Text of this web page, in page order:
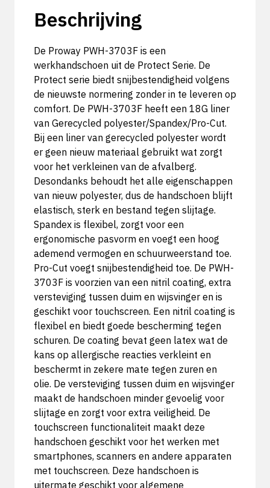
Beschrijving
De Proway PWH-3703F is een
werkhandschoen uit de Protect Serie. De
Protect serie biedt snijbestendigheid volgens
de nieuwste normering zonder in te leveren op
comfort. De PWH-3703F heeft een 18G liner
van Gerecycled polyester/Spandex/Pro-Cut.
Bij een liner van gerecycled polyester wordt
er geen nieuw materiaal gebruikt wat zorgt
voor het verkleinen van de afvalberg.
Desondanks behoudt het alle eigenschappen
van nieuw polyester, dus de handschoen blijft
elastisch, sterk en bestand tegen slijtage.
Spandex is flexibel, zorgt voor een
ergonomische pasvorm en voegt een hoog
ademend vermogen en schuurweerstand toe.
Pro-Cut voegt snijbestendigheid toe. De PWH-
3703F is voorzien van een nitril coating, extra
versteviging tussen duim en wijsvinger en is
geschikt voor touchscreen. Een nitril coating is
flexibel en biedt goede bescherming tegen
schuren. De coating bevat geen latex wat de
kans op allergische reacties verkleint en
beschermt in zekere mate tegen zuren en
olie. De versteviging tussen duim en wijsvinger
maakt de handschoen minder gevoelig voor
slijtage en zorgt voor extra veiligheid. De
touchscreen functionaliteit maakt deze
handschoen geschikt voor het werken met
smartphones, scanners en andere apparaten
met touchscreen. Deze handschoen is
uitermate geschikt voor algemene